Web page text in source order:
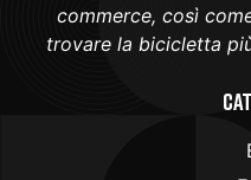
commerce, così
trovare la bicicletta